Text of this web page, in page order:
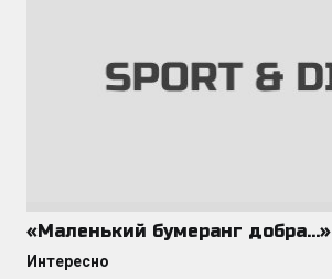
«Маленький бумеранг добра…»
Интересно